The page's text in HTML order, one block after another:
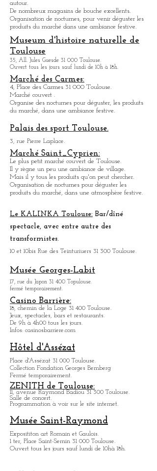
Pl. Victor Hugo 31 000 Toulouse.
Marché couvert le plus grand de la ville.
De nombreux restaurants sympathiquestout
autour.
De nombreux magasins de bouche excellents.
Organisation de nocturnes, pour venir déguster les
produits du marché dans une ambiance festive.
Museum d'histoire naturelle de
Toulouse
35, All. Jules Guesde 31 000 Toulouse.
Ouvert tous les jours sauf lundi de 10h à 18h.
Marché des Carmes:
4, Place des Carmes 31 000 Toulouse.
Organise des nocturnes pour déguster, les produits
du marché, dans une ambiance festive.
Palais des sport Toulouse.
3, rue Pierre Laplace.
Marché Saint_Cyprien:
Le plus petit marché couvert de Toulouse.
Il y règne un peu une ambiancedevillage.
Organisation de nocturnes pour déguster les
produits du marché, dans une atmosphère festive.
Le KALINKA Toulouse:
spectacle, avec entre autre des
10 et 10bis Rue des Teinturiuers 31 300 Toulouse.
Musée Georges-Labit
17, rue du Japon 31 400 Topulouse.
fermé temporairement.
Casino Barrière:
18, chemin de la Loge 31 400 Toulouse.
De 9h à 4h00 tous les jours.
Hôtel d'Assézat
Place d'Assézat 31 000 Toulouse.
Collection Fondation Georges Bemberg
Fermé temporairement.
11, avenue Raymond Badiou 31 300 Toulouse.
Salle de concert.
Musée Saint-Raymond